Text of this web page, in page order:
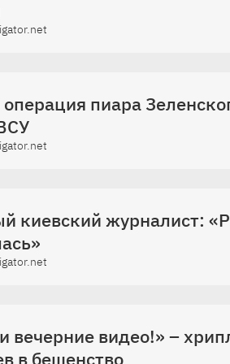
пиара
киевский журналист:
вечерние видео!» –
в бешенство